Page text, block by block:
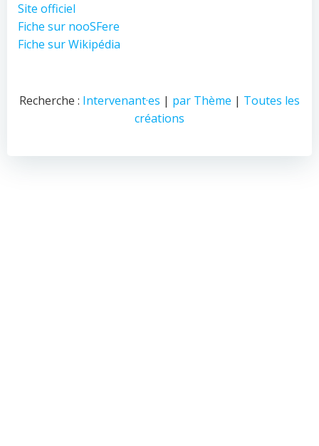
Site officiel
Fiche sur nooSFere
Fiche sur Wikipédia
Recherche : Intervenant·es | par Thème | Toutes les
créations